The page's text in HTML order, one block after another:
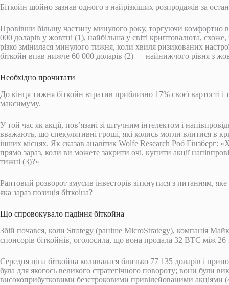
Біткойн щойно зазнав одного з найрізкіших розпродажів за
Провівши більшу частину минулого року, торгуючи комфортно
000 доларів у жовтні (1), найбільша у світі криптовалюта,
різко змінилася минулого тижня, коли хвиля ризикованих
біткойн впав нижче 60 000 доларів (2) — найнижчого рівня з
Необхідно прочитати
До кінця тижня біткойн втратив приблизно 17% своєї вартості
максимуму.
У той час як акції, пов’язані зі штучним інтелектом і
вважають, що спекулятивні гроші, які колись могли влитися в
інших місцях. Як сказав аналітик Wolfe Research Роб
прямо зараз, коли ви можете закрити очі, купити акції
тижні (3)?»
Раптовий розворот змусив інвесторів зіткнутися з питанням,
яка зараз позиція біткоіна?
Що спровокувало падіння біткойна
Збій почався, коли Strategy (раніше MicroStrategy), компанія
спонсорів біткойнів, оголосила, що вона продала 32 BTC між 26
Середня ціна біткойна коливалася близько 77 135 доларів і
була для якогось великого стратегічного повороту; вони були
високоприбутковими безстроковими привілейованими акціями